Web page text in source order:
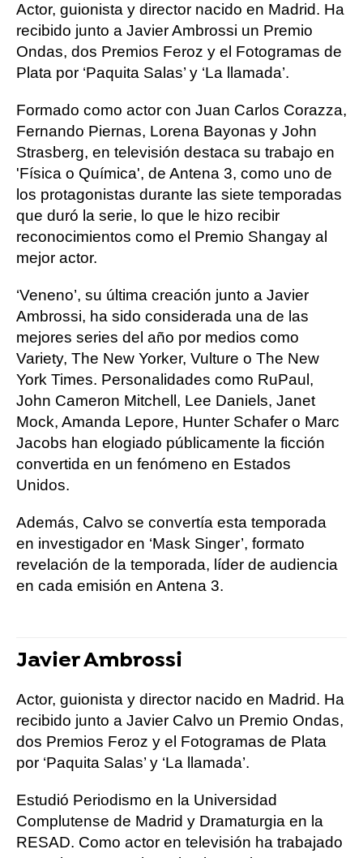
Actor, guionista y director nacido en Madrid. Ha
recibido junto a Javier Ambrossi un Premio
Ondas, dos Premios Feroz y el Fotogramas de
Plata por ‘Paquita Salas’ y ‘La llamada’.
Formado como actor con Juan Carlos Corazza,
Fernando Piernas, Lorena Bayonas y John
Strasberg, en televisión destaca su trabajo en
'Física o Química', de Antena 3, como uno de
los protagonistas durante las siete temporadas
que duró la serie, lo que le hizo recibir
reconocimientos como el Premio Shangay al
mejor actor.
‘Veneno’, su última creación junto a Javier
Ambrossi, ha sido considerada una de las
mejores series del año por medios como
Variety, The New Yorker, Vulture o The New
York Times. Personalidades como RuPaul,
John Cameron Mitchell, Lee Daniels, Janet
Mock, Amanda Lepore, Hunter Schafer o Marc
Jacobs han elogiado públicamente la ficción
convertida en un fenómeno en Estados
Unidos.
Además, Calvo se convertía esta temporada
en investigador en ‘Mask Singer’, formato
revelación de la temporada, líder de audiencia
en cada emisión en Antena 3.
Javier Ambrossi
Actor, guionista y director nacido en Madrid. Ha
recibido junto a Javier Calvo un Premio Ondas,
dos Premios Feroz y el Fotogramas de Plata
por ‘Paquita Salas’ y ‘La llamada’.
Estudió Periodismo en la Universidad
Complutense de Madrid y Dramaturgia en la
RESAD. Como actor en televisión ha trabajado